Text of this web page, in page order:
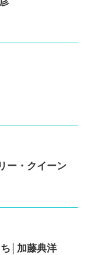
ー・クイーン
│加藤典洋